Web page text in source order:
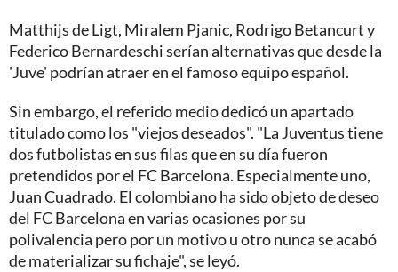
Matthijs de Ligt, Miralem Pjanic, Rodrigo Betancurt y
Federico Bernardeschi serían alternativas que desde la
'Juve' podrían atraer en el famoso equipo español.
Sin embargo, el referido medio dedicó un apartado
titulado como los "viejos deseados". "La Juventus tiene
dos futbolistas en sus filas que en su día fueron
pretendidos por el FC Barcelona. Especialmente uno,
Juan Cuadrado. El colombiano ha sido objeto de deseo
del FC Barcelona en varias ocasiones por su
polivalencia pero por un motivo u otro nunca se acabó
de materializar su fichaje", se leyó.